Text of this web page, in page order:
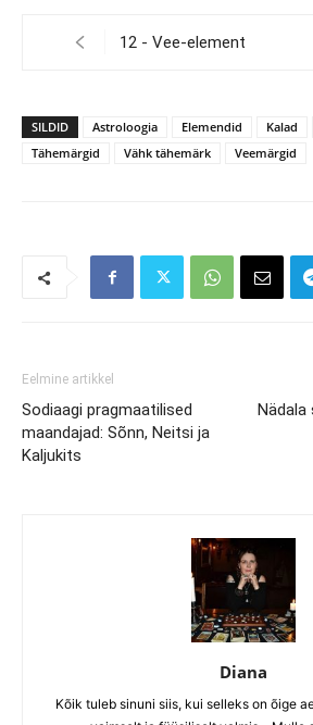
SILDID Astroloogia Elemendid Kalad
Tähemärgid
Vähk tähemärk Veemärgid
Eelmine artikkel
Sodiaagi pragmaatilised
maandajad: Sõnn, Neitsi ja
Kaljukits
Nädala
Diana
Kõik tuleb sinuni siis, kui selleks on õige